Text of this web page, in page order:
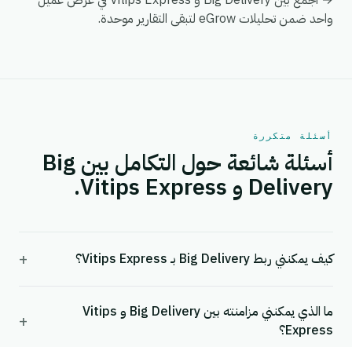
واحد ضمن تحليلات eGrow لتبقى التقارير موحدة.
أسئلة متكررة
أسئلة شائعة حول التكامل بين Big
Delivery و Vitips Express.
كيف يمكنني ربط Big Delivery بـ Vitips Express؟ +
ما الذي يمكنني مزامنته بين Big Delivery و Vitips
Express؟
+